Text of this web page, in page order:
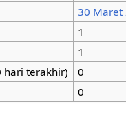
30 Maret
1
1
hari terakhir)
0
0